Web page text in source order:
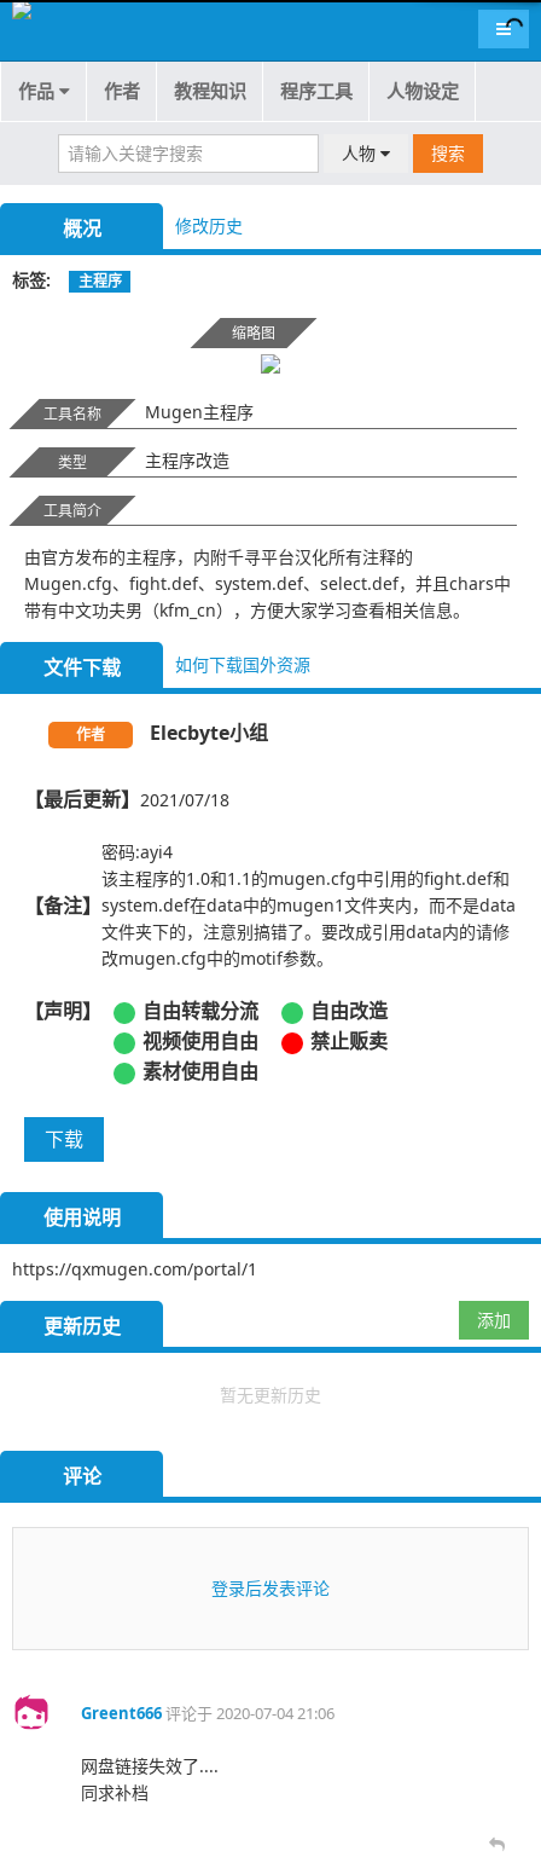
导航
作品 作者 教程知识 程序工具 人物设定
人物 搜索
概况 修改历史
标签 主程序
缩略图
工具名称 Mugen主程序
类型 主程序改造
工具简介
由官方发布的主程序，内附千寻平台汉化所有注释的
Mugen.cfg、fight.def、system.def、select.def，并且chars中
带有中文功夫男（kfm_cn），方便大家学习查看相关信息。
文件下载 如何下载国外资源
作者 Elecbyte小组
【最后更新】 2021/07/18
【备注】
密码:ayi4
该主程序的1.0和1.1的mugen.cfg中引用的fight.def和
system.def在data中的mugen1文件夹内，而不是data
文件夹下的，注意别搞错了。要改成引用data内的请修
改mugen.cfg中的motif参数。
【声明】 自由转载分流
自由改造
视频使用自由
禁止贩卖
素材使用自由
下载
使用说明
https://qxmugen.com/portal/1
更新历史 添加
暂无更新历史
评论
登录后发表评论
Greent666评论于2020-07-04 21:06
网盘链接失效了....
同求补档